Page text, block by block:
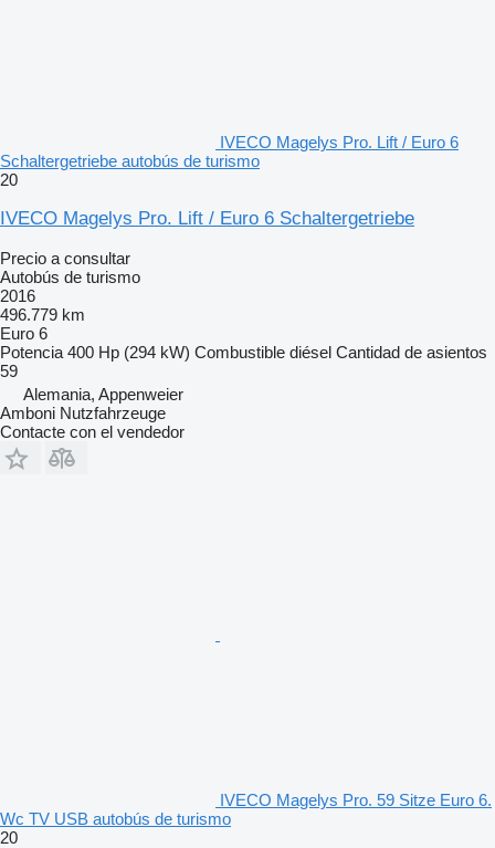
IVECO Magelys Pro. Lift / Euro 6
Schaltergetriebe autobús de turismo
20
IVECO Magelys Pro. Lift / Euro 6 Schaltergetriebe
Precio a consultar
Autobús de turismo
2016
496.779 km
Euro 6
Potencia 400 Hp (294 kW) Combustible diésel Cantidad de asientos
59
Alemania, Appenweier
Amboni Nutzfahrzeuge
Contacte con el vendedor
IVECO Magelys Pro. 59 Sitze Euro 6.
Wc TV USB autobús de turismo
20